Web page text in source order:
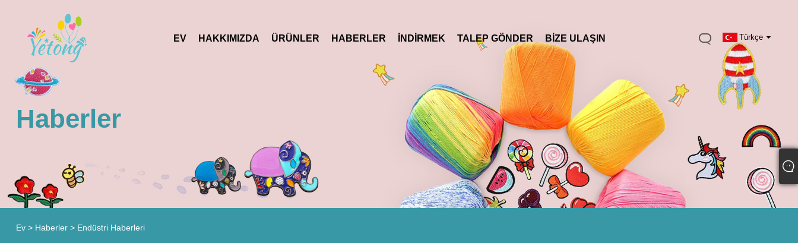
Türkçe
EV HAKKIMIZDA ÜRÜNLER HABERLER İNDIRMEK TALEP GÖNDER BIZE ULAŞIN
Haberler
Ev > Haberler> Endüstri Haberleri